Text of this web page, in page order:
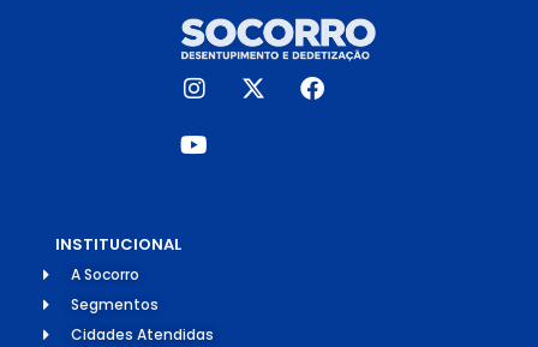
INSTITUCIONAL
A Socorro
Segmentos
Cidades Atendidas